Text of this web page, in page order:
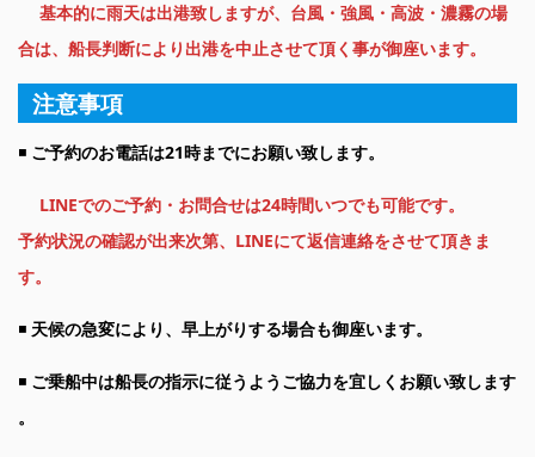
基本的に雨天は出港致しますが、台風・強風・高波・濃霧の場
合は、船長判断により出港を中止させて頂く事が御座います。
注意事項
◾️ ご予約のお電話は21時までにお願い致します。
LINEでのご予約・お問合せは24時間いつでも可能です。
予約状況の確認が出来次第、LINEにて返信連絡をさせて頂きま
す。
◾️ 天候の急変により、早上がりする場合も御座います。
◾️ ご乗船中は船長の指示に従うようご協力を宜しくお願い致します
。